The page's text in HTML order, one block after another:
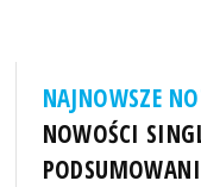
NAJNOWSZE
NOWOŚCI